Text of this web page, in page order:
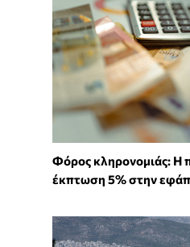
Φόρος κληρονομιάς: Η
έκπτωση 5% στην